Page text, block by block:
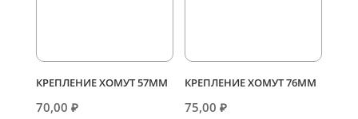
КРЕПЛЕНИЕ ХОМУТ 57ММ
70,00 ₽
КРЕПЛЕНИЕ ХОМУТ 76ММ
75,00₽